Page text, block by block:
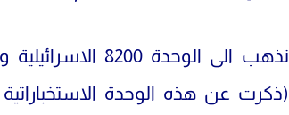
نذهب الى الوحدة
(ذكرت عن هذه الوحدة